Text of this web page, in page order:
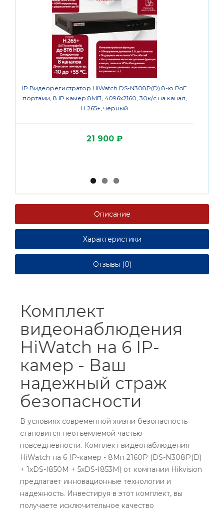
IP Видеорегистратор HiWatch DS-N308P(D) 8-ю PoE
портами, 8 IP камер 8МП, 4096x2160, 30к/с на канал,
H.265+, черный
21 900 ₽
Описание
Характеристики
Отзывы (0)
Комплект
видеонаблюдения
HiWatch на 6 IP-
камер - Ваш
надежный страж
безопасности
В условиях современной жизни безопасность
становится неотъемлемой частью
повседневности. Комплект видеонаблюдения
HiWatch на 6 IP-камер - 8Мп 2160P (DS-N308P(D)
+ 1хDS-I850M + 5хDS-I853M) от компании Hikvision
предлагает инновационные технологии и
надежность. Инвестируя в этот комплект, вы
получаете исключительное качество